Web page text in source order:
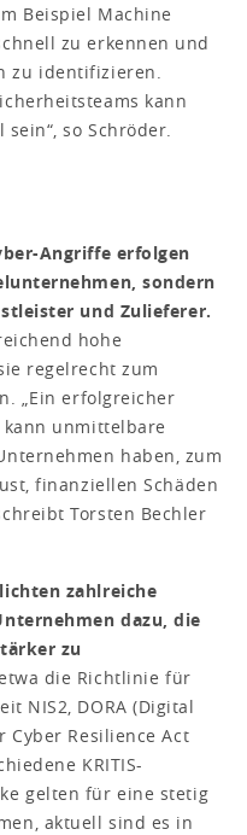
Beispiel Machine
zu erkennen und
zu identifizieren.
kann
so Schröder.
Angriffe erfolgen
sondern
und Zulieferer.
hohe
regelrecht zum
„Ein erfolgreicher
unmittelbare
haben, zum
finanziellen Schäden
Torsten Bechler
zahlreiche
dazu, die
zu
die Richtlinie für
NIS2, DORA (Digital
Cyber Resilience Act
KRITIS-
gelten für eine stetig
aktuell sind es in